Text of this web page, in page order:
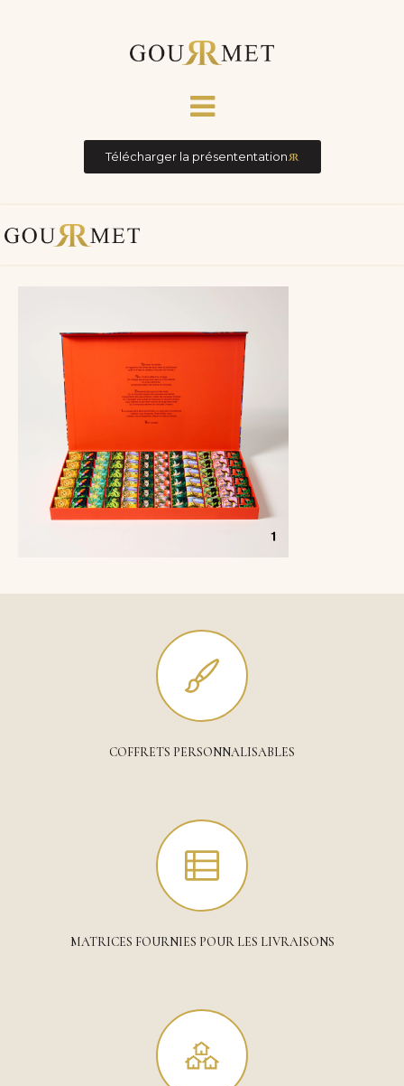
Télécharger la présententation
COFFRETS PERSONNALISABLES
MATRICES FOURNIES POUR LES LIVRAISONS